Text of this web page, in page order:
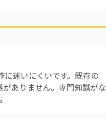
迷いにくいです。既存の
ありません。専門知識がな